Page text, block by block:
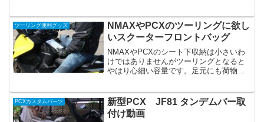
ちょっとした装備の追加や交換で疲労感
が全く違ってきます。...
ツーリング便利グッズ
NMAXやPCXのツーリングに欲し
いスクーターフロントバッグ
NMAXやPCXのシート下収納は小さいわ
けではありませんがツーリングとなると
やはり心細い容量です。足元にも荷物な
す。
PCXカスタムパーツ
新型PCX JF81 タンデムバー取
付け動画